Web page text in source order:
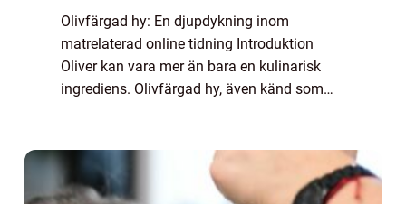
Olivfärgad hy: En djupdykning inom
matrelaterad online tidning Introduktion
Oliver kan vara mer än bara en kulinarisk
ingrediens. Olivfärgad hy, även känd som
har blivit a...